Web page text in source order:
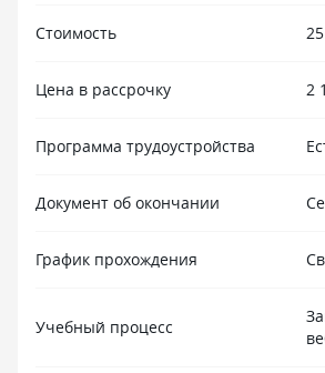
Стоимость
Цена в рассрочку 2
Программа трудоустройства
Документ об окончании
График прохождения
Учебный процесс